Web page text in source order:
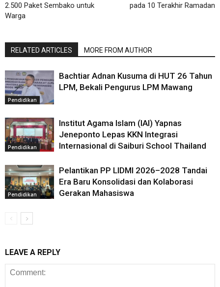
2.500 Paket Sembako untuk
Warga
pada 10 Terakhir Ramadan
RELATED ARTICLES MORE FROM AUTHOR
Pendidikan
Bachtiar Adnan Kusuma di HUT 26 Tahun
LPM, Bekali Pengurus LPM Mawang
Pendidikan
Institut Agama Islam (IAI) Yapnas
Jeneponto Lepas KKN Integrasi
Internasional di Saiburi School Thailand
Pendidikan
Pelantikan PP LIDMI 2026–2028 Tandai
Era Baru Konsolidasi dan Kolaborasi
Gerakan Mahasiswa
LEAVE A REPLY